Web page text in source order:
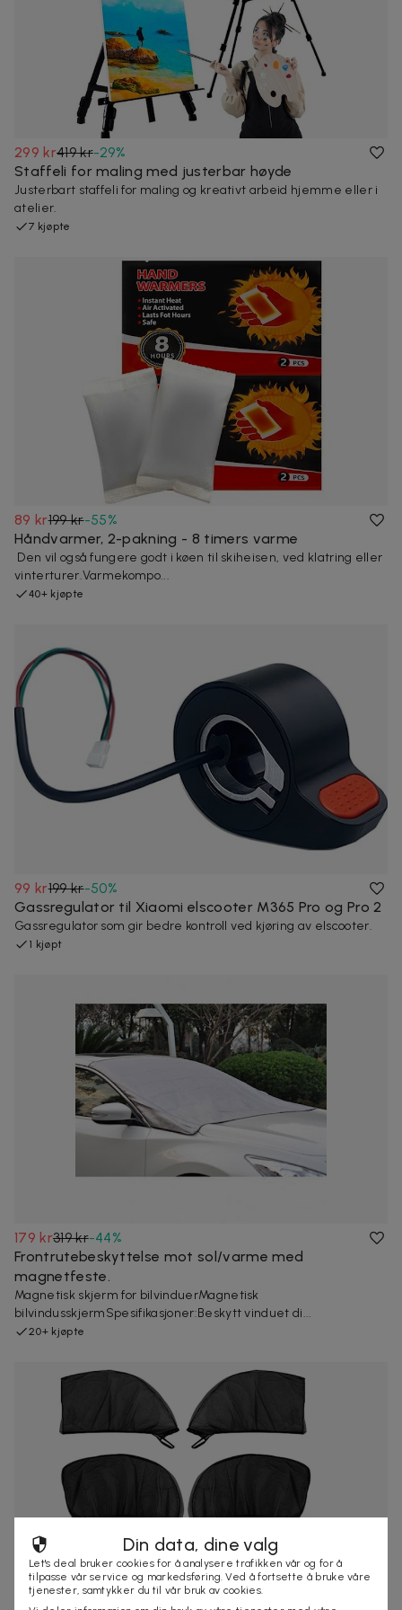
299 kr419 kr-29%
Staffeli for maling med justerbar høyde
Justerbart staffeli for maling og kreativt arbeid hjemme eller i
atelier.
7 kjøpte
89 kr199 kr-55%
Håndvarmer, 2-pakning - 8 timers varme
Den vil også fungere godt i køen til skiheisen, ved klatring eller
vinterturer.Varmekompo...
40+ kjøpte
99 kr199 kr-50%
Gassregulator til Xiaomi elscooter M365 Pro og Pro 2
Gassregulator som gir bedre kontroll ved kjøring av elscooter.
1 kjøpt
179 kr319 kr-44%
Frontrutebeskyttelse mot sol/varme med
magnetfeste.
Magnetisk skjerm for bilvinduerMagnetisk
bilvindusskjermSpesifikasjoner:Beskytt vinduet di...
20+ kjøpte
Din data, dine valg
Let's deal bruker cookies for å analysere trafikken vår og for å
tilpasse vår service og markedsføring. Ved å fortsette å bruke våre
tjenester, samtykker du til vår bruk av cookies.